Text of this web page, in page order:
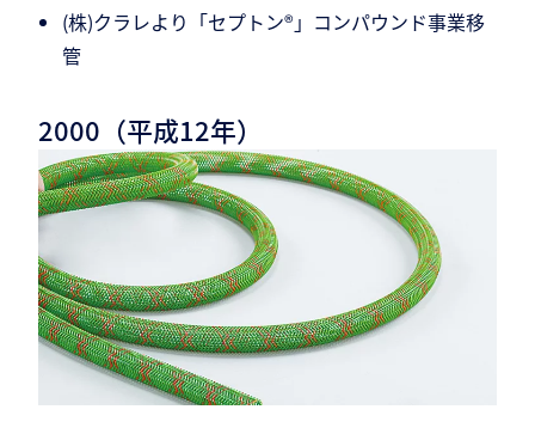
(株)クラレより「セプトン®」コンパウンド事業移
管
2000（平成12年）